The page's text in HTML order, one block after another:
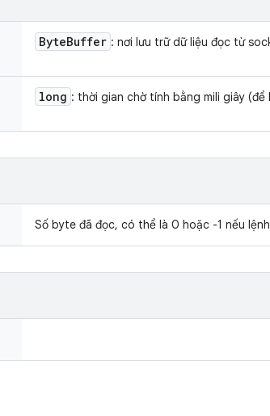
ByteBuffer : nơi lưu trữ dữ liệu đọc từ
long : thời gian chờ tính bằng mili giây
Số byte đã đọc, có thể là 0 hoặc -1 nếu